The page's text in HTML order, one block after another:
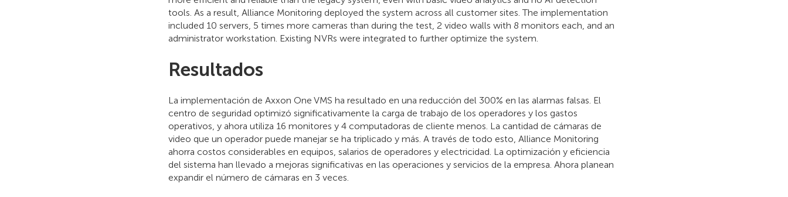
tools. As a result, Alliance Monitoring deployed the system across all customer sites. The implementation
included 10 servers, 5 times more cameras than during the test, 2 video walls with 8 monitors each, and an
administrator workstation. Existing NVRs were integrated to further optimize the system.
Resultados
La implementación de Axxon One VMS ha resultado en una reducción del 300% en las alarmas falsas. El
centro de seguridad optimizó significativamente la carga de trabajo de los operadores y los gastos
operativos, y ahora utiliza 16 monitores y 4 computadoras de cliente menos. La cantidad de cámaras de
video que un operador puede manejar se ha triplicado y más. A través de todo esto, Alliance Monitoring
ahorra costos considerables en equipos, salarios de operadores y electricidad. La optimización y eficiencia
del sistema han llevado a mejoras significativas en las operaciones y servicios de la empresa. Ahora planean
expandir el número de cámaras en 3 veces.